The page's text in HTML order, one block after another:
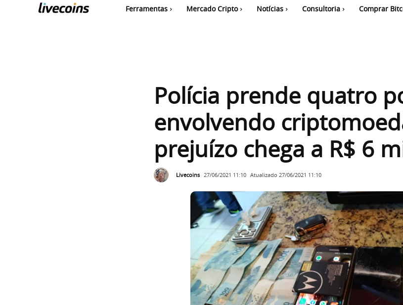
Ferramentas Mercado Cripto Notícias Consultoria Comprar
Polícia prende quatro
envolvendo
prejuízo chega a R$ 6
Livecoins 27/06/2021 11:10 Atualizado 27/06/2021 11:10